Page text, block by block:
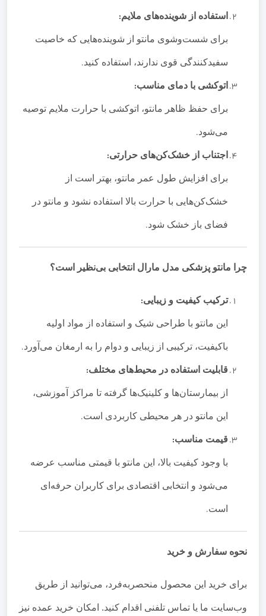
استفاده از شوینده‌های ملایم:
برای شست‌وشوی مانتو از شوینده‌هایی که خاصیت
سفیدکنندگی قوی ندارند، استفاده کنید.
اتوکشی با دمای مناسب:
برای حفظ ظاهر مانتو، اتوکشی با حرارت ملایم توصیه
می‌شود.
اجتناب از خشک‌کن‌های حرارتی:
برای افزایش طول عمر مانتو، بهتر است از
خشک‌کن‌هایی با حرارت بالا استفاده نشود و مانتو در
فضای باز خشک شود.
چرا مانتو پزشکی مدل مارال انتخابی بی‌نظیر است؟
ترکیب کیفیت و زیبایی:
این مانتو با طراحی شیک و استفاده از مواد اولیه
باکیفیت، ترکیبی از زیبایی و دوام را به ارمغان می‌آورد.
قابلیت استفاده در محیط‌های مختلف:
از بیمارستان‌ها و کلینیک‌ها گرفته تا مراکز آموزشی،
این مانتو در هر محیطی کاربردی است.
قیمت مناسب:
با وجود کیفیت بالا، این مانتو با قیمتی مناسب عرضه
می‌شود و انتخابی اقتصادی برای کاربران حرفه‌ای
است.
نحوه سفارش و خرید
برای خرید این محصول منحصربه‌فرد، می‌توانید از طریق
وب‌سایت ما یا تماس تلفنی اقدام کنید. امکان خرید عمده نیز